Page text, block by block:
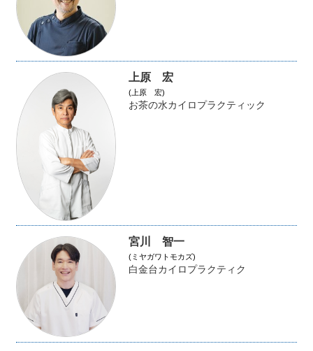
上原 宏
(上原 宏)
お茶の水カイロプラクティック
宮川 智一
(ミヤガワトモカズ)
白金台カイロプラクティク